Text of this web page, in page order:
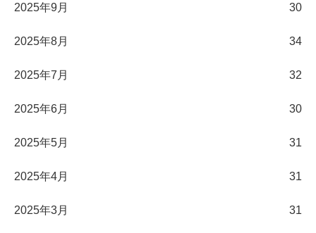
2025年9月 30
2025年8月 34
2025年7月 32
2025年6月 30
2025年5月 31
2025年4月 31
2025年3月 31